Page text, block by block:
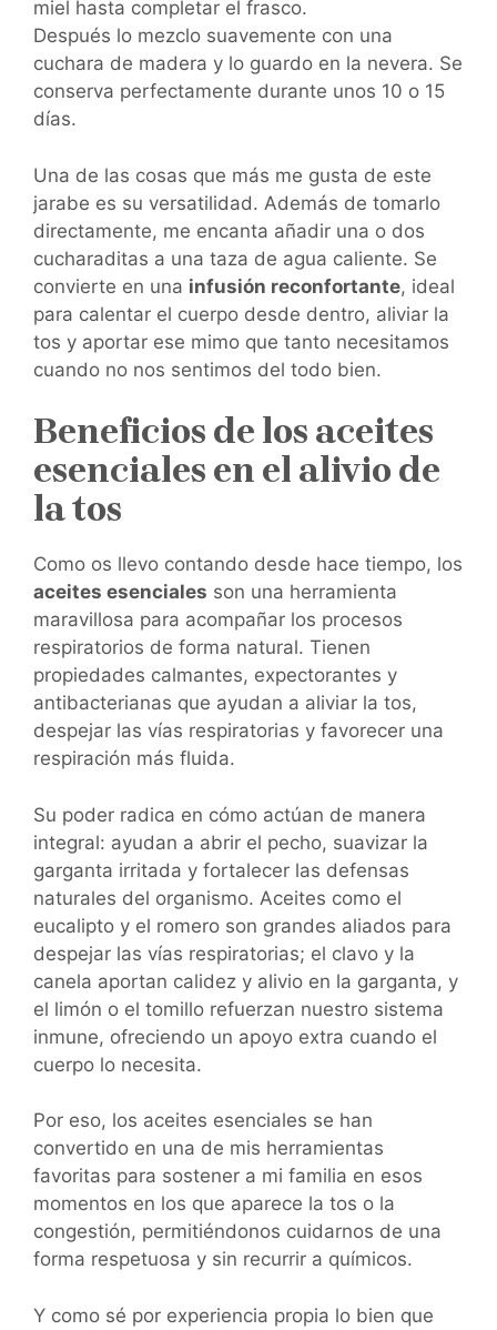
miel hasta completar el frasco.
Después lo mezclo suavemente con una
cuchara de madera y lo guardo en la nevera. Se
conserva perfectamente durante unos 10 o 15
días.
Una de las cosas que más me gusta de este
jarabe es su versatilidad. Además de tomarlo
directamente, me encanta añadir una o dos
cucharaditas a una taza de agua caliente. Se
convierte en una infusión reconfortante, ideal
para calentar el cuerpo desde dentro, aliviar la
tos y aportar ese mimo que tanto necesitamos
cuando no nos sentimos del todo bien.
Beneficios de los aceites
esenciales en el alivio de
la tos
Como os llevo contando desde hace tiempo, los
aceites esenciales son una herramienta
maravillosa para acompañar los procesos
respiratorios de forma natural. Tienen
propiedades calmantes, expectorantes y
antibacterianas que ayudan a aliviar la tos,
despejar las vías respiratorias y favorecer una
respiración más fluida.
Su poder radica en cómo actúan de manera
integral: ayudan a abrir el pecho, suavizar la
garganta irritada y fortalecer las defensas
naturales del organismo. Aceites como el
eucalipto y el romero son grandes aliados para
despejar las vías respiratorias; el clavo y la
canela aportan calidez y alivio en la garganta, y
el limón o el tomillo refuerzan nuestro sistema
inmune, ofreciendo un apoyo extra cuando el
cuerpo lo necesita.
Por eso, los aceites esenciales se han
convertido en una de mis herramientas
favoritas para sostener a mi familia en esos
momentos en los que aparece la tos o la
congestión, permitiéndonos cuidarnos de una
forma respetuosa y sin recurrir a químicos.
Y como sé por experiencia propia lo bien que